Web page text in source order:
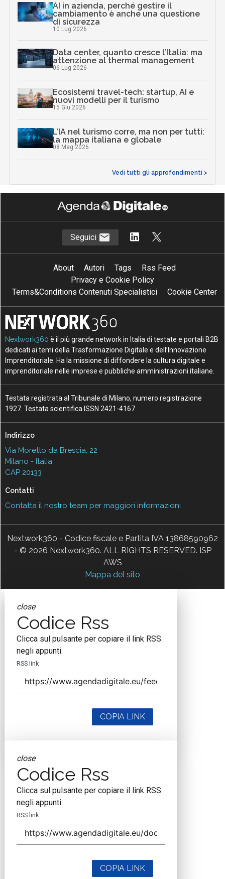
AI in azienda, perché gestire il
cambiamento è anche una questione
di sicurezza
10 Lug 2026
Data center, quanto cresce l’Italia: ma
attenzione al thermal management
06 Lug 2026
Ecosistemi travel-tech: startup, AI e
nuovi modelli per il turismo
15 Giu 2026
L’IA nel turismo corre, ma non per tutti:
la mappa italiana e globale
08 Mag 2026
Vedi tutti gli approfondimenti >
Seguici
About Autori Tags
Rss Feed
Privacy e Cookie Policy
Terms&Conditions Contenuti Specialistici
Cookie Center
Nextwork360 è il più grande network in Italia di testate e portali B2B
dedicati ai temi della Trasformazione Digitale e dell’Innovazione
Imprenditoriale. Ha la missione di diffondere la cultura digitale e
imprenditoriale nelle imprese e pubbliche amministrazioni italiane.
Testata registrata al Tribunale di Milano, numero registrazione
1927. Testata scientifica ISSN 2421-4167
Indirizzo
Via Moretto da Brescia, 22
Milano - Italia
CAP 20133
Contatti
Contatta il nostro team per maggiori informazioni
Nextwork360 - Codice fiscale e Partita IVA 13868590962
- © 2026 Nextwork360. ALL RIGHTS RESERVED. ISP
AWS
Mappa del sito
close
Codice Rss
Clicca sul pulsante per copiare il link RSS
negli appunti.
RSS link
COPIA LINK
close
Codice Rss
Clicca sul pulsante per copiare il link RSS
negli appunti.
RSS link
COPIA LINK